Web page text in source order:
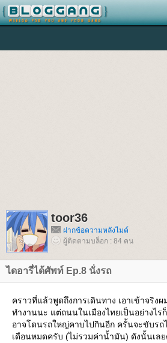
toor36
ฝากข้อความหลังไมค์
ผู้ติดตามบล็อก : 84 คน
ไดอารี่ได้ศัพท์ Ep.8 นั่งรถ
คราวที่แล้วพูดถึงการเดินทาง เอาเข้าจริง
ทำงานนะ แต่ถนนในเมืองไทยเป็นอย่างไ
อาจโดนรถใหญ่คาบไปกินอีก ครั้นจะขับรถ
เดือนหมดครับ (ไม่รวมค่าน้ำมัน) ดังนั้นเลย